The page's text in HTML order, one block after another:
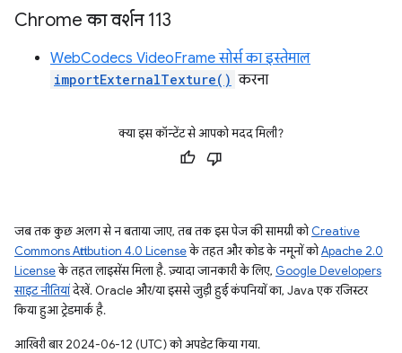
Chrome का वर्शन 113
WebCodecs VideoFrame सोर्स का इस्तेमाल
importExternalTexture() करना
क्या इस कॉन्टेंट से आपको मदद मिली?
जब तक कुछ अलग से न बताया जाए, तब तक इस पेज की सामग्री कोCreative
Commons Attribution 4.0 Licenseके तहत और कोड के नमूनों कोApache 2.0
Licenseके तहत लाइसेंस मिला है. ज़्यादा जानकारी के लिए, Google Developers
साइट नीतियांदेखें. Oracle और/या इससे जुड़ी हुई कंपनियों का, Java एक रजिस्टर
किया हुआ ट्रेडमार्क है.
आखिरी बार 2024-06-12 (UTC) को अपडेट किया गया.